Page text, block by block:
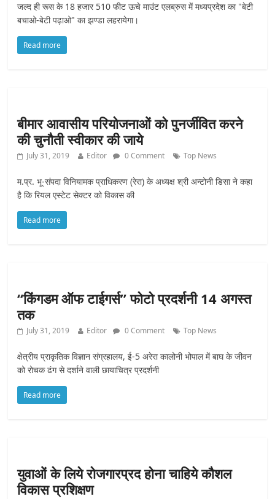
जल्द ही रूस के 18 हजार 510 फीट ऊचे माउंट एलब्रुस में मध्यप्रदेश का "बेटी
बचाओ-बेटी पढ़ाओ" का झण्डा लहरायेगा।
Read more
बीमार आवासीय परियोजनाओं को पुनर्जीवित करने
की चुनौती स्वीकार की जाये
July 31, 2019 Editor 0 Comment Top News
म.प्र. भू-संपदा विनियामक प्राधिकरण (रेरा) के अध्यक्ष श्री अन्टोनी डिसा ने कहा
है कि रियल एस्टेट सेक्टर को विकास की
Read more
“किंगडम ऑफ टाईगर्स” फोटो प्रदर्शनी 14 अगस्त
तक
July 31, 2019 Editor 0 Comment Top News
क्षेत्रीय प्राकृतिक विज्ञान संग्रहालय, ई-5 अरेरा कालोनी भोपाल में बाघ के जीवन
को रोचक ढंग से दर्शाने वाली छायाचित्र प्रदर्शनी
Read more
युवाओं के लिये रोजगारप्रद होना चाहिये कौशल
विकास प्रशिक्षण